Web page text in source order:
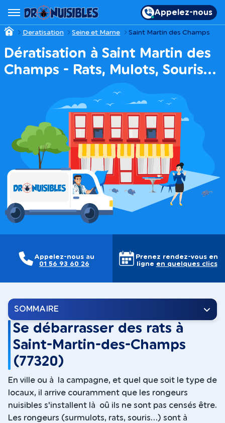
Appelez-nous
Deratisation Seine et Marne Saint Martin des Champs
Dératisation à Saint Martin des
Champs - Rats, Mulots, Souris…
Appelez-nous au
01 56 93 60 26
Prenez rendez-vous en
ligne en quelques clics
SOMMAIRE
Se débarrasser des rats à
Saint-Martin-des-Champs
(77320)
En ville ou à la campagne, et quel que soit le type de
locaux, il arrive couramment que les rongeurs
nuisibles s'installent là oû ils ne sont pas censés être.
Les rongeurs (surmulots, rats, souris...) sont à